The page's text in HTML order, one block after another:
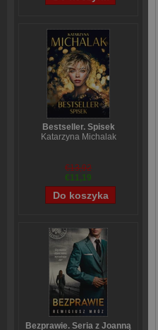
Bestseller. Spisek
Katarzyna Michalak
€13,92
€11,19
Bezprawie. Seria z Joanną